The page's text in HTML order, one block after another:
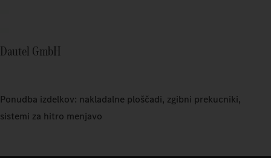
Dautel GmbH
Ponudba izdelkov: nakladalne ploščadi, zgibni prekucniki,
sistemi za hitro menjavo